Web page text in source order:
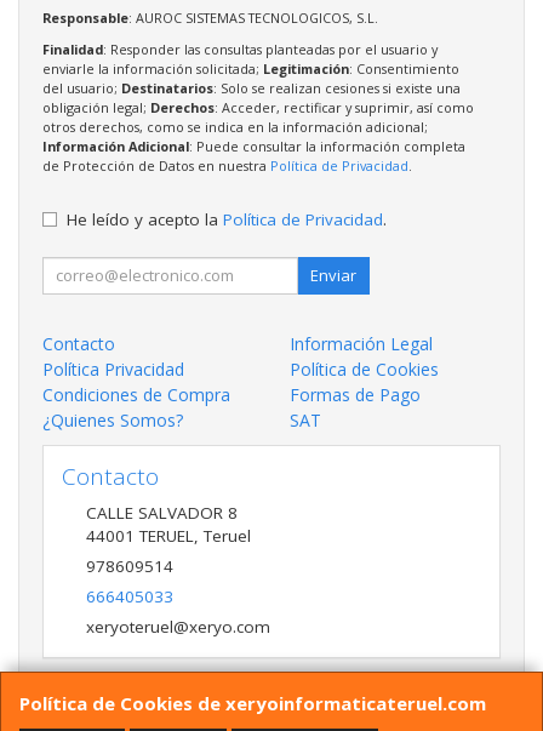
Política de Cookies de xeryoinformaticateruel.com
Responsable: AUROC SISTEMAS TECNOLOGICOS, S.L.
Finalidad: Responder las consultas planteadas por el usuario y
enviarle la información solicitada; Legitimación: Consentimiento
del usuario; Destinatarios: Solo se realizan cesiones si existe una
obligación legal; Derechos: Acceder, rectificar y suprimir, así como
otros derechos, como se indica en la información adicional;
Información Adicional: Puede consultar la información completa
de Protección de Datos en nuestra Política de Privacidad.
He leído y acepto la Política de Privacidad.
Enviar
Contacto
Información Legal
Política Privacidad
Política de Cookies
Condiciones de Compra
Formas de Pago
¿Quienes Somos?
SAT
Contacto
CALLE SALVADOR 8
44001 TERUEL,Teruel
978609514
666405033
xeryoteruel@xeryo.com
Horario